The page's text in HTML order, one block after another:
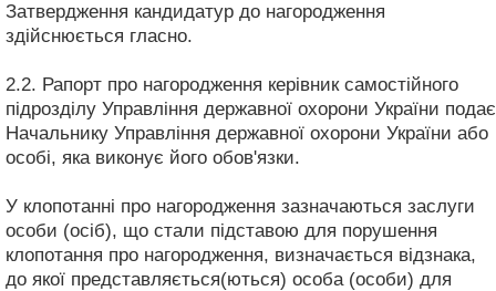
Затвердження кандидатур до нагородження
здійснюється гласно.
2.2. Рапорт про нагородження керівник самостійного
підрозділу Управління державної охорони України подає
Начальнику Управління державної охорони України або
особі, яка виконує його обов'язки.
У клопотанні про нагородження зазначаються заслуги
особи (осіб), що стали підставою для порушення
клопотання про нагородження, визначається відзнака,
до якої представляється(ються) особа (особи) для